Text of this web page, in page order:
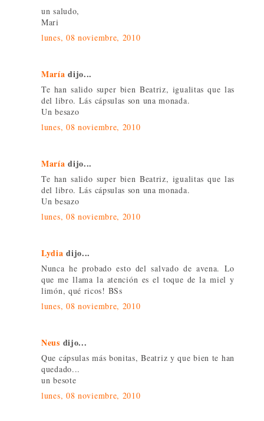
un saludo,
Mari
lunes, 08 noviembre, 2010
María dijo...
Te han salido super bien Beatriz, igualitas que las
del libro. Lás cápsulas son una monada.
Un besazo
lunes, 08 noviembre, 2010
María dijo...
Te han salido super bien Beatriz, igualitas que las
del libro. Lás cápsulas son una monada.
Un besazo
lunes, 08 noviembre, 2010
Lydia dijo...
Nunca he probado esto del salvado de avena. Lo
que me llama la atención es el toque de la miel y
limón, qué ricos! BSs
lunes, 08 noviembre, 2010
Neus dijo...
Que cápsulas más bonitas, Beatriz y que bien te han
quedado...
un besote
lunes, 08 noviembre, 2010